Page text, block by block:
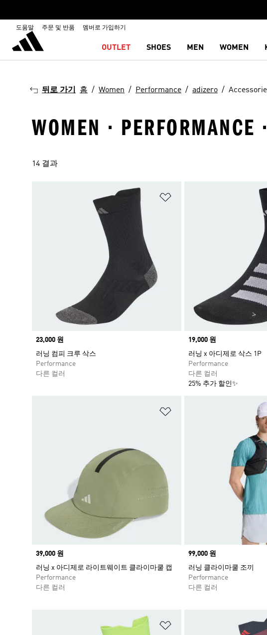
도움말 주문 및 반품 멤버로 가입하기
OUTLET SHOES MEN WOMEN
뒤로 가기 홈 Women Performance adizero
WOMEN · PERFORMANCE
14 결과
Price
23,000 원
러닝 컴피 크루 삭스
Performance
다른 컬러
Price
19,000 원
러닝 x 아디제로 삭스 1P
Performance
다른 컬러
25% 추가 할인✨
Price
39,000 원
러닝 x 아디제로 라이트웨이트 클라이마쿨 캡
Performance
다른 컬러
Price
99,000 원
러닝 클라이마쿨 조끼
Performance
다른 컬러